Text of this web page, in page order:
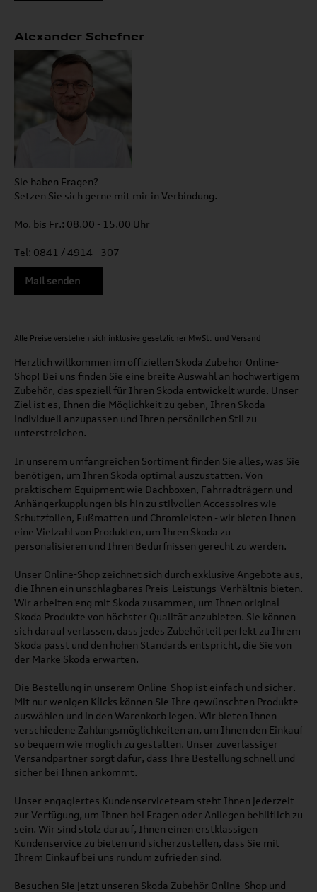
Alexander Schefner
Sie haben Fragen?
Setzen Sie sich gerne mit mir in Verbindung.
Mo. bis Fr.: 08.00 - 15.00 Uhr
Tel: 0841 / 4914 - 307
Mail senden
Alle Preise verstehen sich inklusive gesetzlicher MwSt. und Versand
Herzlich willkommen im offiziellen Skoda Zubehör Online-
Shop! Bei uns finden Sie eine breite Auswahl an hochwertigem
Zubehör, das speziell für Ihren Skoda entwickelt wurde. Unser
Ziel ist es, Ihnen die Möglichkeit zu geben, Ihren Skoda
individuell anzupassen und Ihren persönlichen Stil zu
unterstreichen.
In unserem umfangreichen Sortiment finden Sie alles, was Sie
benötigen, um Ihren Skoda optimal auszustatten. Von
praktischem Equipment wie Dachboxen, Fahrradträgern und
Anhängerkupplungen bis hin zu stilvollen Accessoires wie
Schutzfolien, Fußmatten und Chromleisten - wir bieten Ihnen
eine Vielzahl von Produkten, um Ihren Skoda zu
personalisieren und Ihren Bedürfnissen gerecht zu werden.
Unser Online-Shop zeichnet sich durch exklusive Angebote aus,
die Ihnen ein unschlagbares Preis-Leistungs-Verhältnis bieten.
Wir arbeiten eng mit Skoda zusammen, um Ihnen original
Skoda Produkte von höchster Qualität anzubieten. Sie können
sich darauf verlassen, dass jedes Zubehörteil perfekt zu Ihrem
Skoda passt und den hohen Standards entspricht, die Sie von
der Marke Skoda erwarten.
Die Bestellung in unserem Online-Shop ist einfach und sicher.
Mit nur wenigen Klicks können Sie Ihre gewünschten Produkte
auswählen und in den Warenkorb legen. Wir bieten Ihnen
verschiedene Zahlungsmöglichkeiten an, um Ihnen den Einkauf
so bequem wie möglich zu gestalten. Unser zuverlässiger
Versandpartner sorgt dafür, dass Ihre Bestellung schnell und
sicher bei Ihnen ankommt.
Unser engagiertes Kundenserviceteam steht Ihnen jederzeit
zur Verfügung, um Ihnen bei Fragen oder Anliegen behilflich zu
sein. Wir sind stolz darauf, Ihnen einen erstklassigen
Kundenservice zu bieten und sicherzustellen, dass Sie mit
Ihrem Einkauf bei uns rundum zufrieden sind.
Besuchen Sie jetzt unseren Skoda Zubehör Online-Shop und